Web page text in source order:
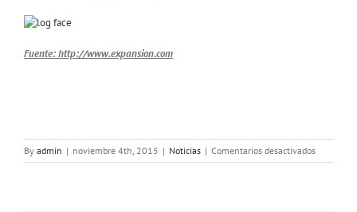
Fuente:http://www.expansion.com
By admin | noviembre 4th, 2015 | Noticias | Comentarios desactivadosen
Tribunal